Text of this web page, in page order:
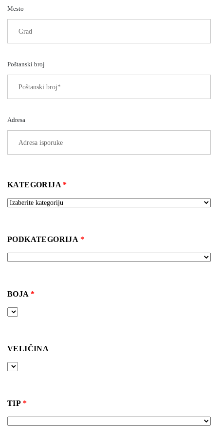
Mesto
Poštanski broj
Adresa
KATEGORIJA*
PODKATEGORIJA *
BOJA *
VELIČINA
TIP *